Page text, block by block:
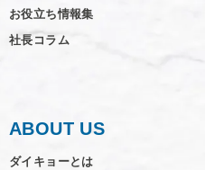
お役立ち情報集
社長コラム
ABOUT US
ダイキョーとは